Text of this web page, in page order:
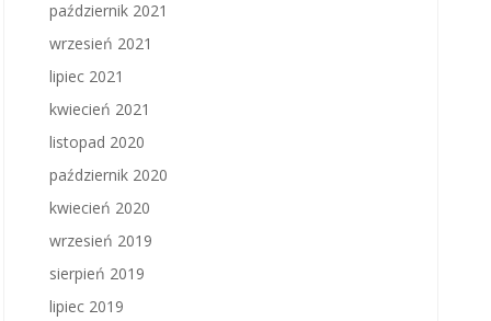
październik 2021
wrzesień 2021
lipiec 2021
kwiecień 2021
listopad 2020
październik 2020
kwiecień 2020
wrzesień 2019
sierpień 2019
lipiec 2019